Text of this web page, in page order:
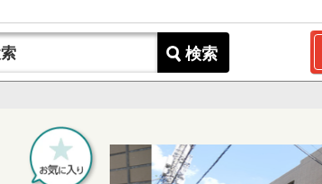
検索